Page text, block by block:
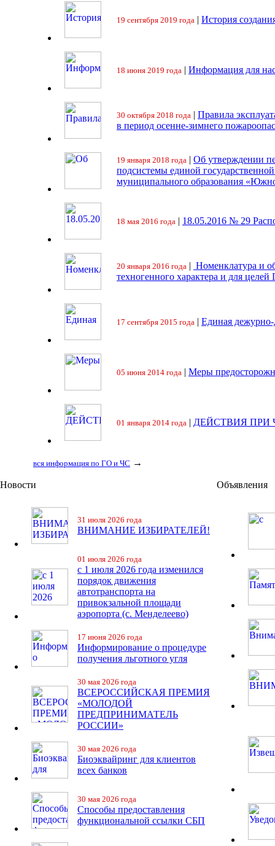
19 сентября 2019 года | История
18 июня 2019 года | Информация для
30 октября 2018 года | Правила
в период осенне-зимнего
19 января 2018 года | Об утверждении
подсистемы единой
муниципального образования
18 мая 2016 года | 18.05.2016 № 29
20 января 2016 года | Номенклатура и
техногенного характера и для целей
17 сентября 2015 года | Единая
05 июня 2014 года | Меры
01 января 2014 года | ДЕЙСТВИЯ ПРИ
вся информация по ГО и ЧС →
Новости
31 июля 2026 года
ВНИМАНИЕ ИЗБИРАТЕЛЕЙ!
01 июля 2026 года
с 1 июля 2026 года изменился
порядок движения
автотранспорта на
привокзальной площади
аэропорта (с. Менделеево)
17 июня 2026 года
Информирование о процедуре
получения льготного угля
30 мая 2026 года
ВСЕРОССИЙСКАЯ ПРЕМИЯ
«МОЛОДОЙ
ПРЕДПРИНИМАТЕЛЬ
РОССИИ»
30 мая 2026 года
Биоэквайринг для клиентов
всех банков
30 мая 2026 года
Способы предоставления
функциональной ссылки СБП
Объявления